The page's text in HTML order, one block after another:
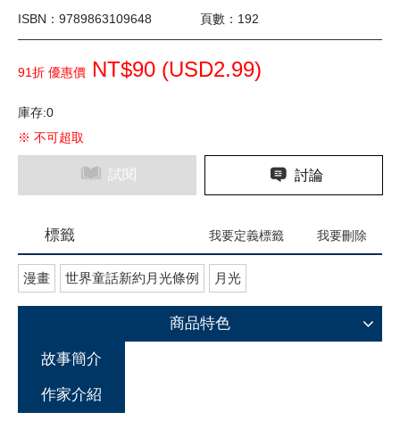
ISBN：9789863109648
頁數：192
91折 優惠價 NT$90 (USD2.99)
庫存:0
※ 不可超取
試閱 討論
標籤 我要定義標籤 我要刪除
漫畫 世界童話新約月光條例 月光
商品特色
故事簡介
作家介紹